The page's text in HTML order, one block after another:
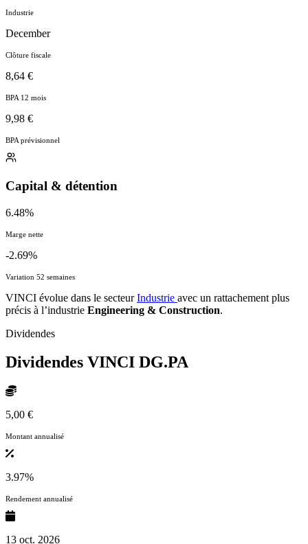
Industrie
December
Clôture fiscale
8,64 €
BPA 12 mois
9,98 €
BPA prévisionnel
Capital & détention
6.48%
Marge nette
-2.69%
Variation 52 semaines
VINCI évolue dans le secteurIndustrie avec un rattachement plus
précis à l’industrie Engineering & Construction.
Dividendes
Dividendes VINCI DG.PA
5,00 €
Montant annualisé
3.97%
Rendement annualisé
13 oct. 2026